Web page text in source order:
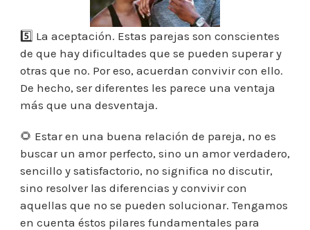
5️⃣ La aceptación. Estas parejas son conscientes
de que hay dificultades que se pueden superar y
otras que no. Por eso, acuerdan convivir con ello.
De hecho, ser diferentes les parece una ventaja
más que una desventaja.
🌻 Estar en una buena relación de pareja, no es
buscar un amor perfecto, sino un amor verdadero,
sencillo y satisfactorio, no significa no discutir,
sino resolver las diferencias y convivir con
aquellas que no se pueden solucionar. Tengamos
en cuenta éstos pilares fundamentales para